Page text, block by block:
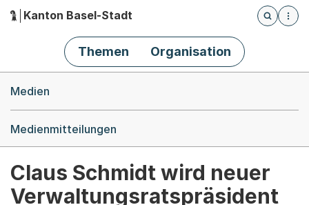
Hauptnavigation
Kanton Basel-Stadt
Öffnet
Themen Organisation
Medien
Medienmitteilungen
Claus Schmidt wird neuer
Verwaltungsratspräsident